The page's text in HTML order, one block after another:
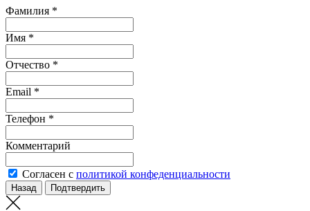
Фамилия *
Имя *
Отчество *
Email *
Телефон *
Комментарий
Согласен с политикой конфеденциальности
Назад Подтвердить